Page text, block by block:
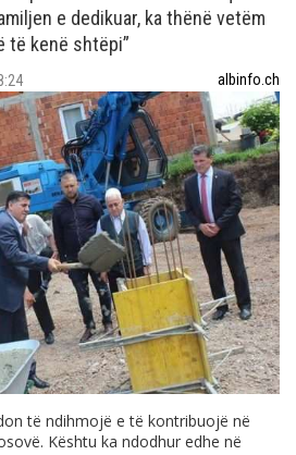
e dedikuar, ka thënë vetëm
të kenë shtëpi”
albinfo.ch
të ndihmojë e të kontribuojë në
Kështu ka ndodhur edhe në